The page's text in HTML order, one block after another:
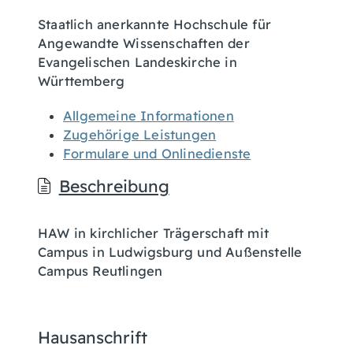
Staatlich anerkannte Hochschule für
Angewandte Wissenschaften der
Evangelischen Landeskirche in
Württemberg
Allgemeine Informationen
Zugehörige Leistungen
Formulare und Onlinedienste
Beschreibung
HAW in kirchlicher Trägerschaft mit
Campus in Ludwigsburg und Außenstelle
Campus Reutlingen
Hausanschrift